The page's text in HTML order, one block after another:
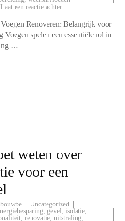
Laat een reactie achterop
van
Voegen
Renoveren
Renoveren: Belangrijk voor
spelen een essentiële rol in
…
weten over
voor een
Uncategorized
, gevel , isolatie,
, renovatie, uitstraling,